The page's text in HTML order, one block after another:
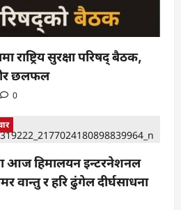
राष्ट्रिय सुरक्षा परिषद् बैठक,
छलफल
0
आज हिमालयन इन्टरनेशनल
वान्तु र हरि ढुंगेल दीर्घसाधना